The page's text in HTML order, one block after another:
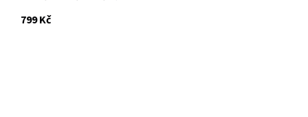
799 Kčs DPH